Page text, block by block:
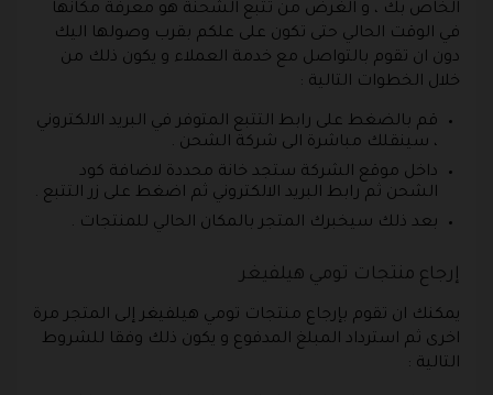
الخاص بك ، و الغرض من تتبع الشحنة هو معرفة مكانها
في الوقت الحالي حتى تكون على علكم بقرب وصولها اليك
دون ان تقوم بالتواصل مع خدمة العملاء و يكون ذلك من
خلال الخطوات التالية :
قم بالضغط على رابط التتبع المتوفر في البريد الالكتروني
، سينقلك مباشرة الى شركة الشحن .
داخل موقع الشركة ستجد خانة محددة لاضافة كود
الشحن ثم رابط البريد الالكتروني ثم اضغط على زر التتبع .
بعد ذلك سيخبرك المتجر بالمكان الحالي للمنتجات .
إرجاع منتجات تومي هيلفيغر
يمكنك ان تقوم بإرجاع منتجات تومي هيلفيغر إلى المتجر مرة
اخرى ثم استرداد المبلغ المدفوع و يكون ذلك وفقا للشروط
التالية :